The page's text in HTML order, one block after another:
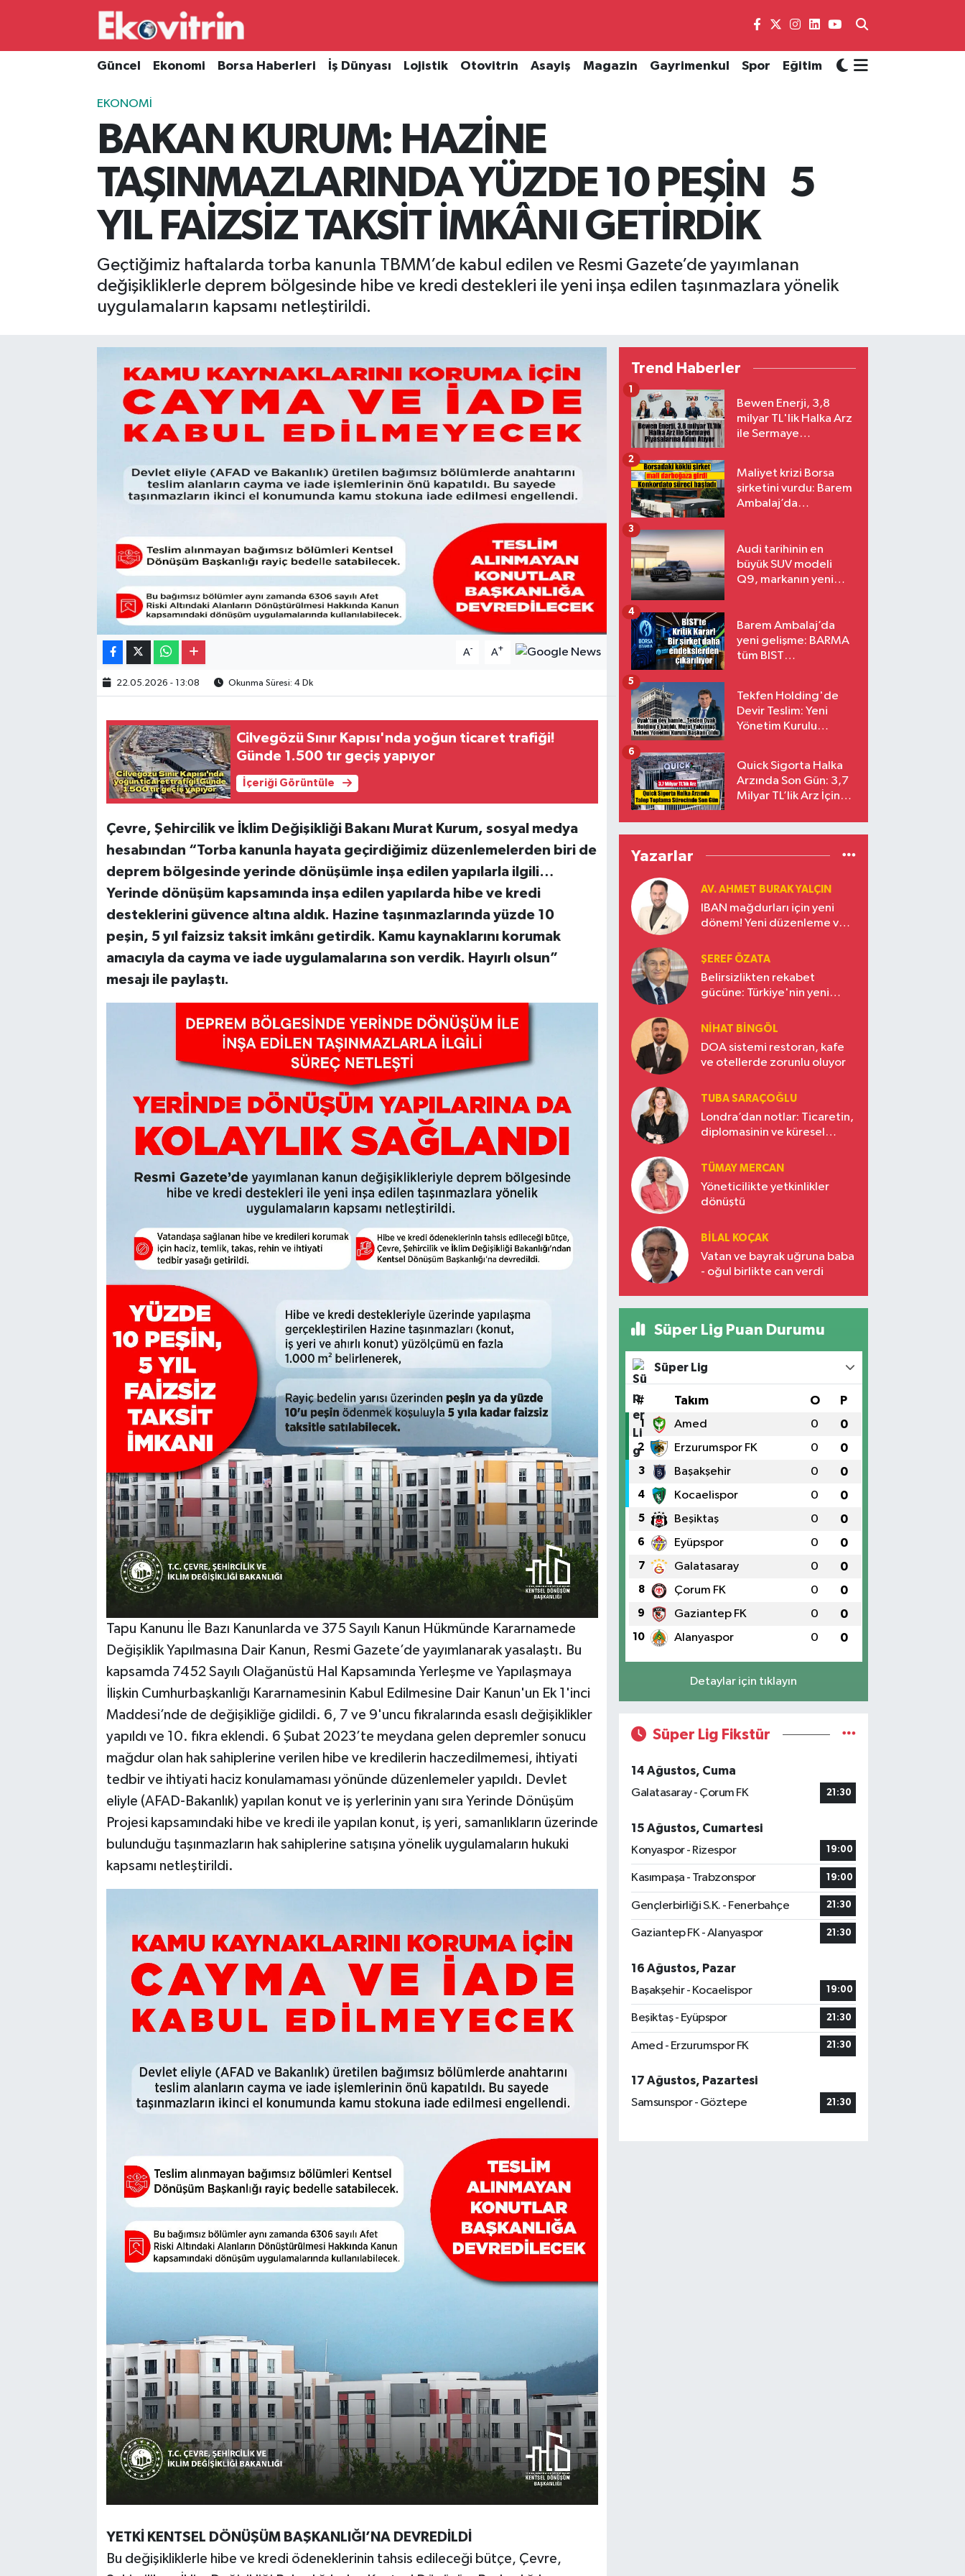
Güncel Ekonomi Borsa Haberleri İş Dünyası Lojistik Otovitrin Asayiş Magazin Gayrimenkul Spor Eğitim
EKONOMI
BAKAN KURUM: HAZİNE
TAŞINMAZLARINDA YÜZDE 10 PEŞİN 5
YIL FAİZSİZ TAKSİT İMKÂNI GETİRDİK
Geçtiğimiz haftalarda torba kanunla TBMM’de kabul edilen ve Resmi Gazete’de yayımlanan
değişikliklerle deprem bölgesinde hibe ve kredi destekleri ile yeni inşa edilen taşınmazlara yönelik
uygulamaların kapsamı netleştirildi.
A- A+
22.05.2026 - 13:08 Okunma Süresi: 4 Dk
Cilvegözü Sınır Kapısı'nda yoğun ticaret trafiği!
Günde 1.500 tır geçiş yapıyor
İçeriği Görüntüle
Çevre, Şehircilik ve İklim Değişikliği Bakanı Murat Kurum, sosyal medya
hesabından “Torba kanunla hayata geçirdiğimiz düzenlemelerden biri de
deprem bölgesinde yerinde dönüşümle inşa edilen yapılarla ilgili…
Yerinde dönüşüm kapsamında inşa edilen yapılarda hibe ve kredi
desteklerini güvence altına aldık. Hazine taşınmazlarında yüzde 10
peşin, 5 yıl faizsiz taksit imkânı getirdik. Kamu kaynaklarını korumak
amacıyla da cayma ve iade uygulamalarına son verdik. Hayırlı olsun”
mesajı ile paylaştı.
Tapu Kanunu İle Bazı Kanunlarda ve 375 Sayılı Kanun Hükmünde Kararnamede
Değişiklik Yapılmasına Dair Kanun, Resmi Gazete’de yayımlanarak yasalaştı. Bu
kapsamda 7452 Sayılı Olağanüstü Hal Kapsamında Yerleşme ve Yapılaşmaya
İlişkin Cumhurbaşkanlığı Kararnamesinin Kabul Edilmesine Dair Kanun'un Ek 1'inci
Maddesi’nde de değişikliğe gidildi. 6, 7 ve 9'uncu fıkralarında esaslı değişiklikler
yapıldı ve 10. fıkra eklendi. 6 Şubat 2023’te meydana gelen depremler sonucu
mağdur olan hak sahiplerine verilen hibe ve kredilerin haczedilmemesi, ihtiyati
tedbir ve ihtiyati haciz konulamaması yönünde düzenlemeler yapıldı. Devlet
eliyle (AFAD-Bakanlık) yapılan konut ve iş yerlerinin yanı sıra Yerinde Dönüşüm
Projesi kapsamındaki hibe ve kredi ile yapılan konut, iş yeri, samanlıkların üzerinde
bulunduğu taşınmazların hak sahiplerine satışına yönelik uygulamaların hukuki
kapsamı netleştirildi.
YETKİ KENTSEL DÖNÜŞÜM BAŞKANLIĞI’NA DEVREDİLDİ
Bu değişikliklerle hibe ve kredi ödeneklerinin tahsis edileceği bütçe, Çevre,
Trend Haberler
Bewen Enerji, 3,8
milyar TL'lik Halka Arz
ile Sermaye
1
Maliyet krizi Borsa
şirketini vurdu: Barem
Ambalaj’da
2
Audi tarihinin en
büyük SUV modeli
Q9, markanın yeni
3
Barem Ambalaj’da
yeni gelişme: BARMA
tüm BIST
4
Tekfen Holding'de
Devir Teslim: Yeni
Yönetim Kurulu
5
Quick Sigorta Halka
Arzında Son Gün: 3,7
Milyar TL’lik Arz İçin
Eriyor
6
Yazarlar
AV. AHMET BURAK YALÇIN
IBAN mağdurları için yeni
dönem! Yeni düzenleme ve
ŞEREF ÖZATA
Belirsizlikten rekabet
gücüne: Türkiye'nin yeni
NIHAT BINGÖL
DOA sistemi restoran, kafe
ve otellerde zorunlu oluyor
TUBA SARAÇOĞLU
Londra’dan notlar: Ticaretin,
diplomasinin ve küresel
Türkiye’nin yükselen gücü
TÜMAY MERCAN
Yöneticilikte yetkinlikler
dönüştü
BILAL KOÇAK
Vatan ve bayrak uğruna baba
- oğul birlikte can verdi
Süper Lig Puan Durumu
Süper Lig
# Takım O P
1 Amed 0 0
2 Erzurumspor FK 0 0
3 Başakşehir 0 0
4 Kocaelispor 0 0
5 Beşiktaş 0 0
6 Eyüpspor 0 0
7 Galatasaray 0 0
8 Çorum FK 0 0
9 Gaziantep FK 0 0
10 Alanyaspor 0 0
Detaylar için tıklayın
Süper Lig Fikstür
14 Ağustos, Cuma
Galatasaray - Çorum FK
21:30
15 Ağustos, Cumartesi
Konyaspor - Rizespor
19:00
Kasımpaşa - Trabzonspor 19:00
Gençlerbirliği S.K. - Fenerbahçe 21:30
Gaziantep FK - Alanyaspor 21:30
16 Ağustos, Pazar
Başakşehir - Kocaelispor
19:00
Beşiktaş - Eyüpspor 21:30
Amed - Erzurumspor FK 21:30
17 Ağustos, Pazartesi
Samsunspor - Göztepe
21:30
Güncel
Borsa Haberleri
İş Dünyası
Gayrimenkul
Hava Durumu
Süper Lig Puan Durumu ve Fikstür
Tüm Manşetler
Son Dakika Haberleri
Haber Arşivi